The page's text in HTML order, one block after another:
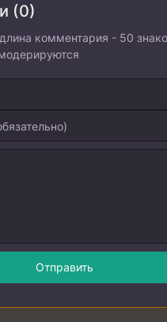
(0)
комментария - 50
Отправить